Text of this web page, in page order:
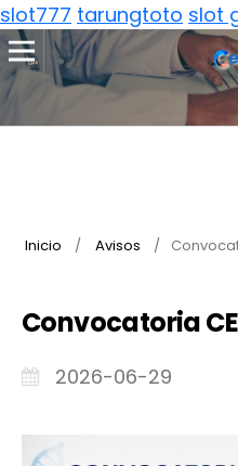
slot777 tarungtoto slot
Inicio / Avisos /
Convocatoria
2026-06-29